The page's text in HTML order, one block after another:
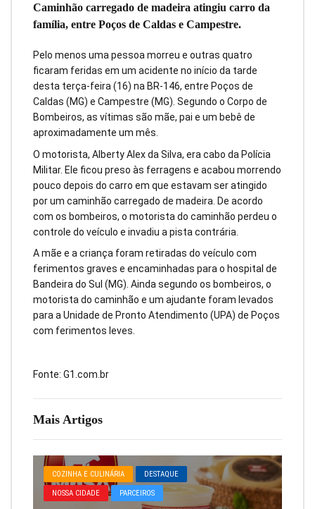
Mais Artigos
COZINHA E CULINÁRIA DESTAQUE
NOSSA CIDADE PARCEIROS
Caminhão carregado de madeira atingiu carro da
família, entre Poços de Caldas e Campestre.
Pelo menos uma pessoa morreu e outras quatro
ficaram feridas em um acidente no início da tarde
desta terça-feira (16) na BR-146, entre Poços de
Caldas (MG) e Campestre (MG). Segundo o Corpo de
Bombeiros, as vítimas são mãe, pai e um bebê de
aproximadamente um mês.
O motorista, Alberty Alex da Silva, era cabo da Polícia
Militar. Ele ficou preso às ferragens e acabou morrendo
pouco depois do carro em que estavam ser atingido
por um caminhão carregado de madeira. De acordo
com os bombeiros, o motorista do caminhão perdeu o
controle do veículo e invadiu a pista contrária.
A mãe e a criança foram retiradas do veículo com
ferimentos graves e encaminhadas para o hospital de
Bandeira do Sul (MG). Ainda segundo os bombeiros, o
motorista do caminhão e um ajudante foram levados
para a Unidade de Pronto Atendimento (UPA) de Poços
com ferimentos leves.
Fonte: G1.com.br